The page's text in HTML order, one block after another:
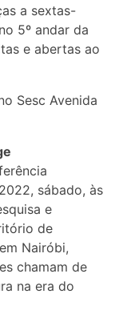
a sextas-
5º andar da
e abertas ao
Sesc Avenida
sábado, às
e
de
Nairóbi,
chamam de
na era do